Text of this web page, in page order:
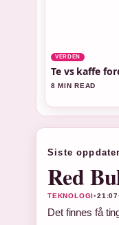
VERDEN
Te vs kaffe
8 MIN READ
Siste
Red
TEKNOLOGI•21:07
Det finnes få